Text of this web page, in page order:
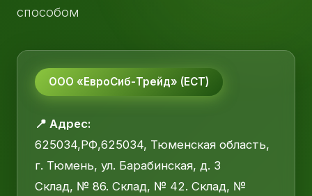
способом
ООО «ЕвроСиб-Трейд» (ЕСТ)
📍 Адрес:
625034,РФ,625034, Тюменская область,
г. Тюмень, ул. Барабинская, д. 3
Склад, № 86. Склад, № 42. Склад, №